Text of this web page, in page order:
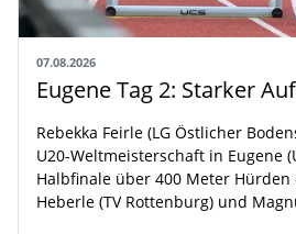
07.08.2026
Rebekka Feirle (LG Östlicher
U20-Weltmeisterschaft in Eugene
Halbfinale über 400 Meter
Heberle (TV Rottenburg) und